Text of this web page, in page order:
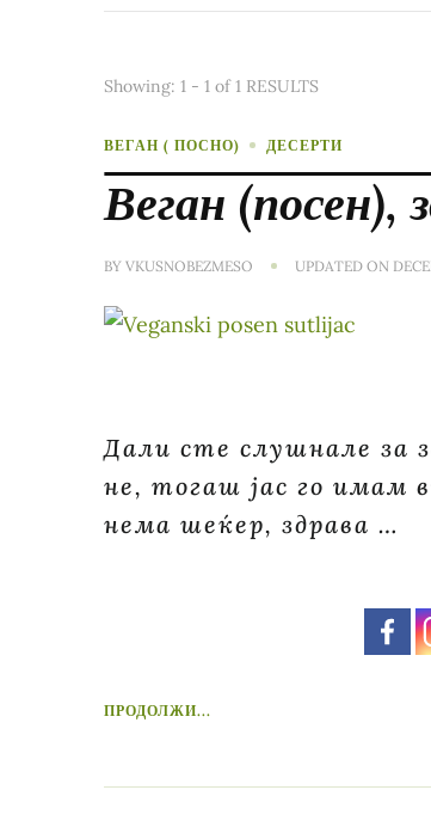
Showing: 1 - 1 of 1 RESULTS
ВЕГАН ( ПОСНО) ДЕСЕРТИ
Веган (посен),
BYVKUSNOBEZMESO UPDATED ON
Дали сте слушнале за
не, тогаш јас го имам
нема шеќер, здрава …
ПРОДОЛЖИ...